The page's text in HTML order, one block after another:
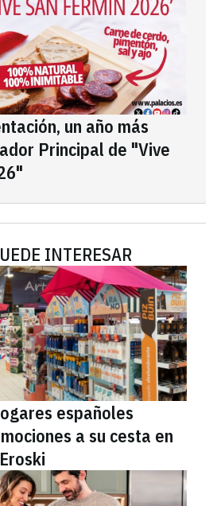
un año más
Principal de "Vive
INTERESAR
españoles
a su cesta en